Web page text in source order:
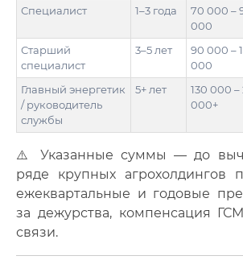
Специалист
1–3 года
70 000 –
000
Старший
специалист
3–5 лет
90 000 –
000
Главный энергетик
/ руководитель
службы
5+ лет
130 000 –
000+
⚠️ Указанные суммы — до
ряде крупных агрохолдингов
ежеквартальные и годовые
за дежурства, компенсация
связи.